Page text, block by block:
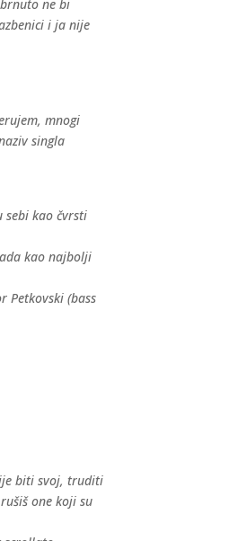
ne bi
i ja nije
mnogi
singla
sebi kao čvrsti
kao najbolji
Petkovski (bass
biti svoj, truditi
one koji su